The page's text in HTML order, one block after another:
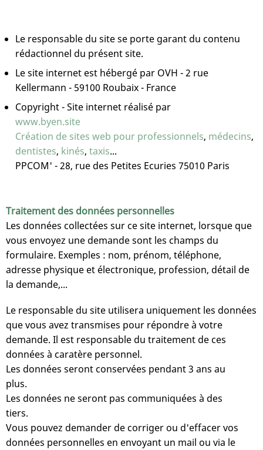
Le responsable du site se porte garant du contenu
rédactionnel du présent site.
Le site internet est hébergé par OVH - 2 rue
Kellermann - 59100 Roubaix - France
Copyright - Site internet réalisé par
www.byen.site
Création de sites web pour professionnels, médecins,
dentistes, kinés, taxis...
PPCOM' - 28, rue des Petites Ecuries 75010 Paris
Traitement des données personnelles
Les données collectées sur ce site internet, lorsque que
vous envoyez une demande sont les champs du
formulaire. Exemples : nom, prénom, téléphone,
adresse physique et électronique, profession, détail de
la demande,...
Le responsable du site utilisera uniquement les données
que vous avez transmises pour répondre à votre
demande. Il est responsable du traitement de ces
données à caratère personnel.
Les données seront conservées pendant 3 ans au
plus.
Les données ne seront pas communiquées à des
tiers.
Vous pouvez demander de corriger ou d'effacer vos
données personnelles en envoyant un mail ou via le